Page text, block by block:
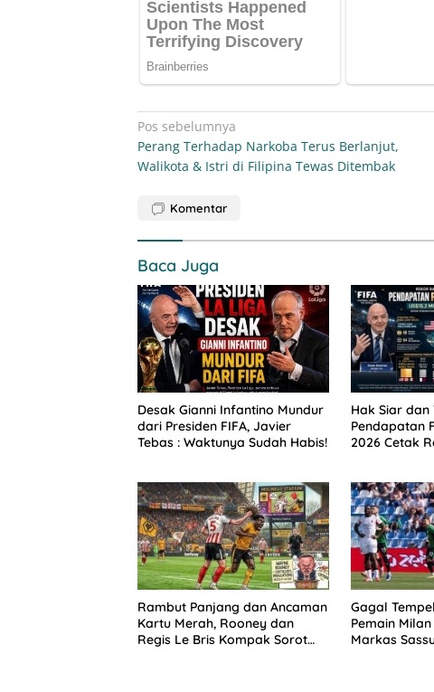
Navigasi
pos
Pos sebelumnya
Perang Terhadap Narkoba Terus Berlanjut,
Walikota & Istri di Filipina Tewas Ditembak
Komentar
Baca Juga
Desak Gianni Infantino Mundur
dari Presiden FIFA, Javier
Tebas : Waktunya Sudah Habis!
Hak Siar
Pendapatan
2026 Cetak
Rambut Panjang dan Ancaman
Kartu Merah, Rooney dan
Regis Le Bris Kompak Sorot
Gagal
Pemain
Markas